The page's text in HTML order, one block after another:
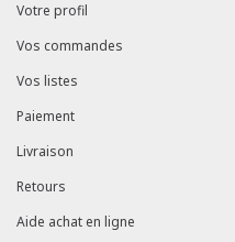
Votre profil
Vos commandes
Vos listes
Paiement
Livraison
Retours
Aide achat en ligne